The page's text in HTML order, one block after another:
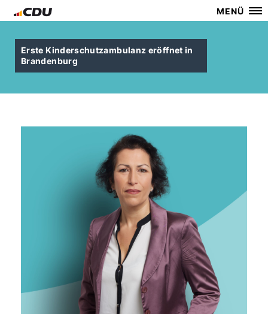
MENÜ
Erste Kinderschutzambulanz eröffnet in
Brandenburg